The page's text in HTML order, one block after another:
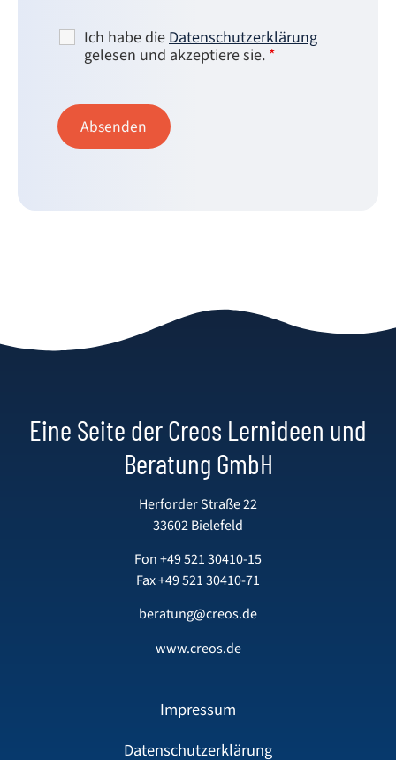
Ich habe die Datenschutzerklärung
gelesen und akzeptiere sie. *
Eine Seite der Creos Lernideen und
Beratung GmbH
Herforder Straße 22
33602 Bielefeld
Fon+49 521 30410-15
Fax +49 521 30410-71
beratung@creos.de
www.creos.de
Impressum
Datenschutzerklärung